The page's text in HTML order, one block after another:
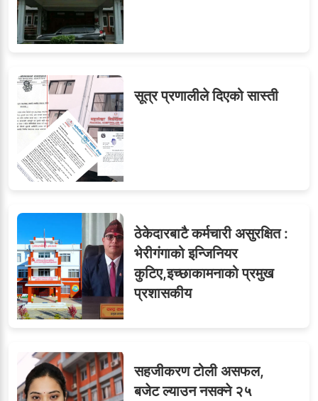
८जुनियरलाई दोहोरो जिम्मेवारी,
मन्त्रालयभित्र असन्तुष्टि
९ओएनएमका नाममा अत्याचार :
सब–इन्जिनियरहरुको गम्भीर
ध्यानाकर्षण
सूत्र प्रणालीले दिएको सास्ती
ठेकेदारबाटै कर्मचारी असुरक्षित :
भेरीगंगाको इन्जिनियर
कुटिए,इच्छाकामनाको प्रमुख
प्रशासकीय
सहजीकरण टोली असफल,
बजेट ल्याउन नसक्ने २५